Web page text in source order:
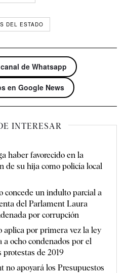
DEL ESTADO
de Whatsapp
en Google News
INTERESAR
haber favorecido en la
de su hija como policía local
concede un indulto parcial a
del Parlament Laura
por corrupción
aplica por primera vez la ley
a ocho condenados por el
protestas de 2019
no apoyará los Presupuestos